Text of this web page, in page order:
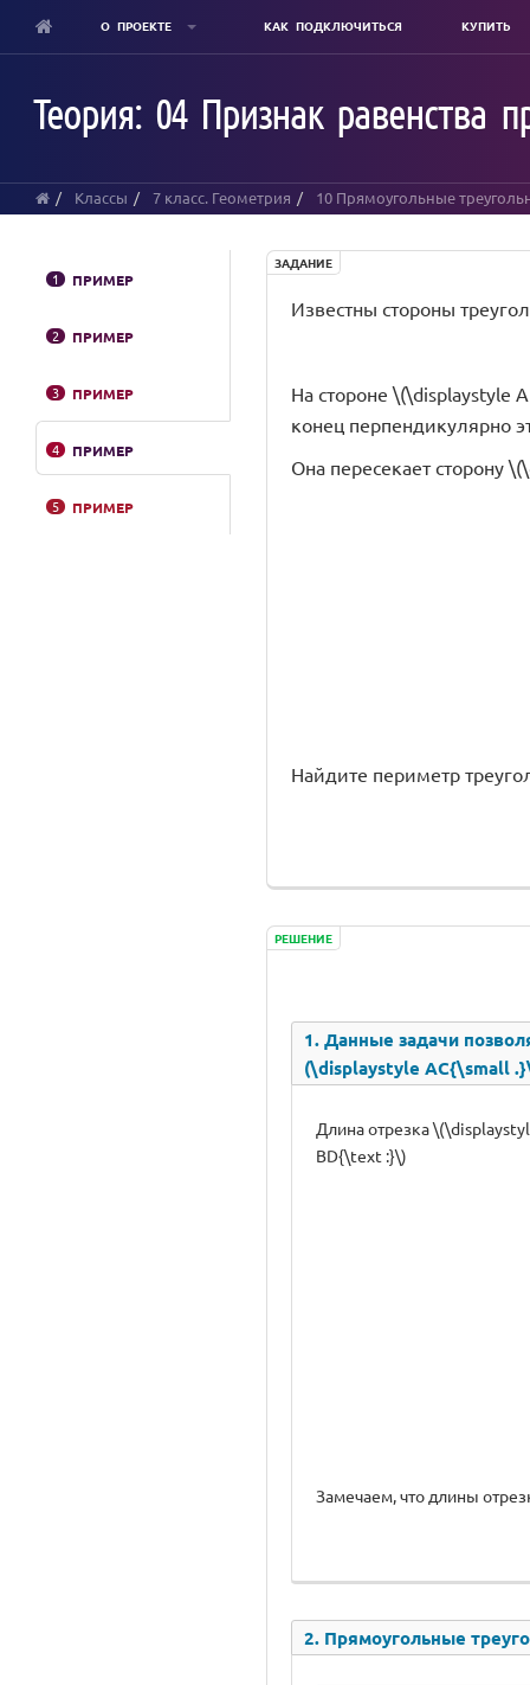
content
О ПРОЕКТЕ КАК ПОДКЛЮЧИТЬСЯ КУПИТЬ
Теория: 04 Признак равенства
Классы 7 класс. Геометрия 10 Прямоугольные
1 ПРИМЕР
2 ПРИМЕР
3 ПРИМЕР
4 ПРИМЕР
5 ПРИМЕР
ЗАДАНИЕ
Известны стороны
На стороне \(\displaystyle
конец перпендикулярно
Она пересекает сторону
Найдите периметр
РЕШЕНИЕ
1. Данные задачи
(\displaystyle AC{\small
Длина отрезка
BD{\text :}\)
Замечаем, что длины
2. Прямоугольные